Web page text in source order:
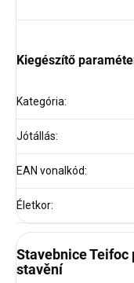
Kiegészítő
Kategória:
Jótállás:
EAN vonalkód:
Életkor:
Stavebnice
stavění